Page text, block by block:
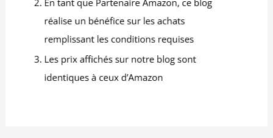
offrirons un
remplacement gratuit si
les plateaux arrivent
cassés